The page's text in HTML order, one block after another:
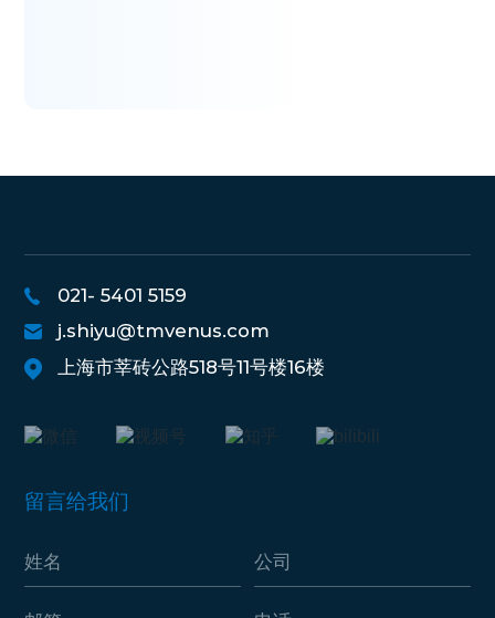
021- 5401 5159
j.shiyu@tmvenus.com
上海市莘砖公路518号11号楼16楼
留言给我们